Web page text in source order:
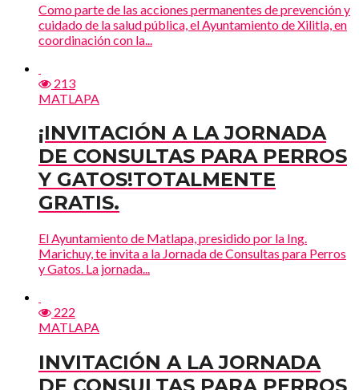
Como parte de las acciones permanentes de prevención y
cuidado de la salud pública, el Ayuntamiento de Xilitla, en
coordinación con la...
213
MATLAPA
¡INVITACIÓN A LA JORNADA
DE CONSULTAS PARA PERROS
Y GATOS!TOTALMENTE
GRATIS.
El Ayuntamiento de Matlapa, presidido por la Ing.
Marichuy, te invita a la Jornada de Consultas para Perros
y Gatos. La jornada...
222
MATLAPA
INVITACIÓN A LA JORNADA